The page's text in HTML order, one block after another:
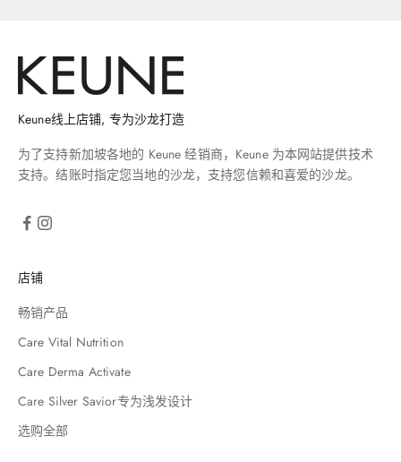
Keune线上店铺, 专为沙龙打造
为了支持新加坡各地的 Keune 经销商，Keune 为本网站提供技术
支持。结账时指定您当地的沙龙，支持您信赖和喜爱的沙龙。
店铺
畅销产品
Care Vital Nutrition
Care Derma Activate
Care Silver Savior专为浅发设计
选购全部